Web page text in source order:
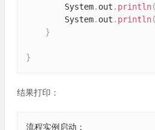
        System
. out . println(
        System
. out . println(
}
}
结果打印：
流程实例启动：